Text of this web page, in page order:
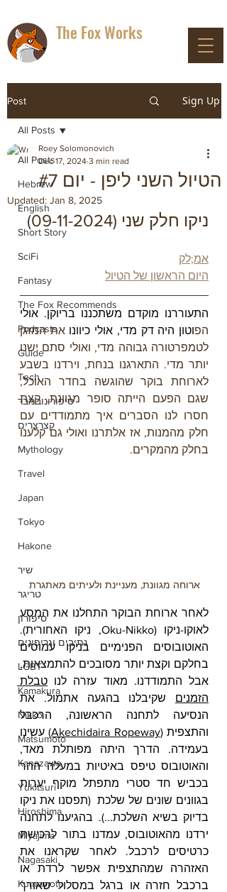
The Fox Works
Post Sign Up
All Posts
Hebrew
English
Short Story
SciFi
Fantasy
The Fox Recommends
Podcasts
Guide
Tech
סיפורונובמבר
קצרצרים
Mythology
Travel
Japan
Tokyo
Hakone
שיר
טריגר
סיפורון
נתיבים וגריפינים
LGBT
Kamakura
Nikko
Matsumoto
Kanazawa
Yukitsuri
Hiroshima
Miyajima
Nagasaki
Kumamoto
All Posts
הטיול השני ליפן - יום #7
Roey Solomonovich
Dec 17, 2024 3 min read
Updated: Jan 8, 2025
ניקו חלק שני (09-11-2024)
אמ;לק
היום הראשון של הטיול
התעוררנו מוקדם משתכננו בריוקן. אולי
הפוטון היה דק מדי, אולי כיוונו
את המזגן
לטמפרטורה גבוהה מדי, ואולי סתם ישנו
שגם הפעם הייתה סופר מגוונת. קצת
חלק מהמנות, אז אלתרנו ואולי גם קלענו
בחלק מהמקרים.
ארוחה מגוונת, מעניינת ולעיתים מאתגרת
האוטובוסים הפנימיים בניקו עמוסים
בחלקם וקצת יותר מסובכים להתמצאות,
אבל התמודדנו. מאוד עזרה לנו
הזמנים
שקיבלנו בהגעה אתמול. את
הנסיעה לתחנה הראשונה, הרכבל
והתצפית (Akechidaira Ropeway
והאוטובוס טיפס באיטיות במעלה ההר
בכביש חד סטרי מתפתל מוקף יערות
בדיוק בשיא השלכת...). בהגיענו לתחנה
ירדנו מהאוטובוס, עמדנו בתור לרכישת
ברכבל חזרה או ברגל במסלול שאורך